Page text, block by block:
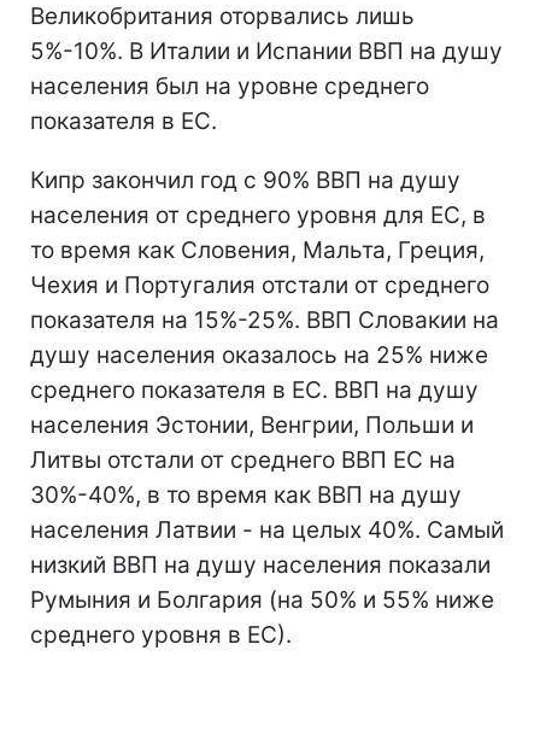
Великобритания оторвались лишь
5%-10%. В Италии и Испании ВВП на душу
населения был на уровне среднего
показателя в ЕС.
Кипр закончил год с 90% ВВП на душу
населения от среднего уровня для ЕС, в
то время как Словения, Мальта, Греция,
Чехия и Португалия отстали от среднего
показателя на 15%-25%. ВВП Словакии на
душу населения оказалось на 25% ниже
среднего показателя в ЕС. ВВП на душу
населения Эстонии, Венгрии, Польши и
Литвы отстали от среднего ВВП ЕС на
30%-40%, в то время как ВВП на душу
населения Латвии - на целых 40%. Самый
низкий ВВП на душу населения показали
Румыния и Болгария (на 50% и 55% ниже
среднего уровня в ЕС).